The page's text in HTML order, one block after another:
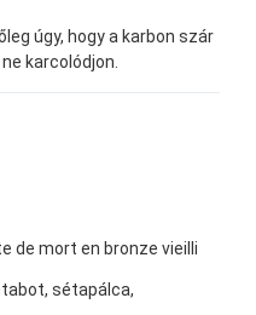
úgy, hogy a karbon szár
karcolódjon.
de mort en bronze vieilli
sétapálca,